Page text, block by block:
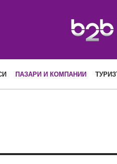
ПАЗАРИ И КОМПАНИИ